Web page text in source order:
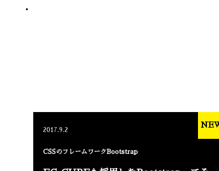
2017.9.2
CSSのフレームワークBootstrap